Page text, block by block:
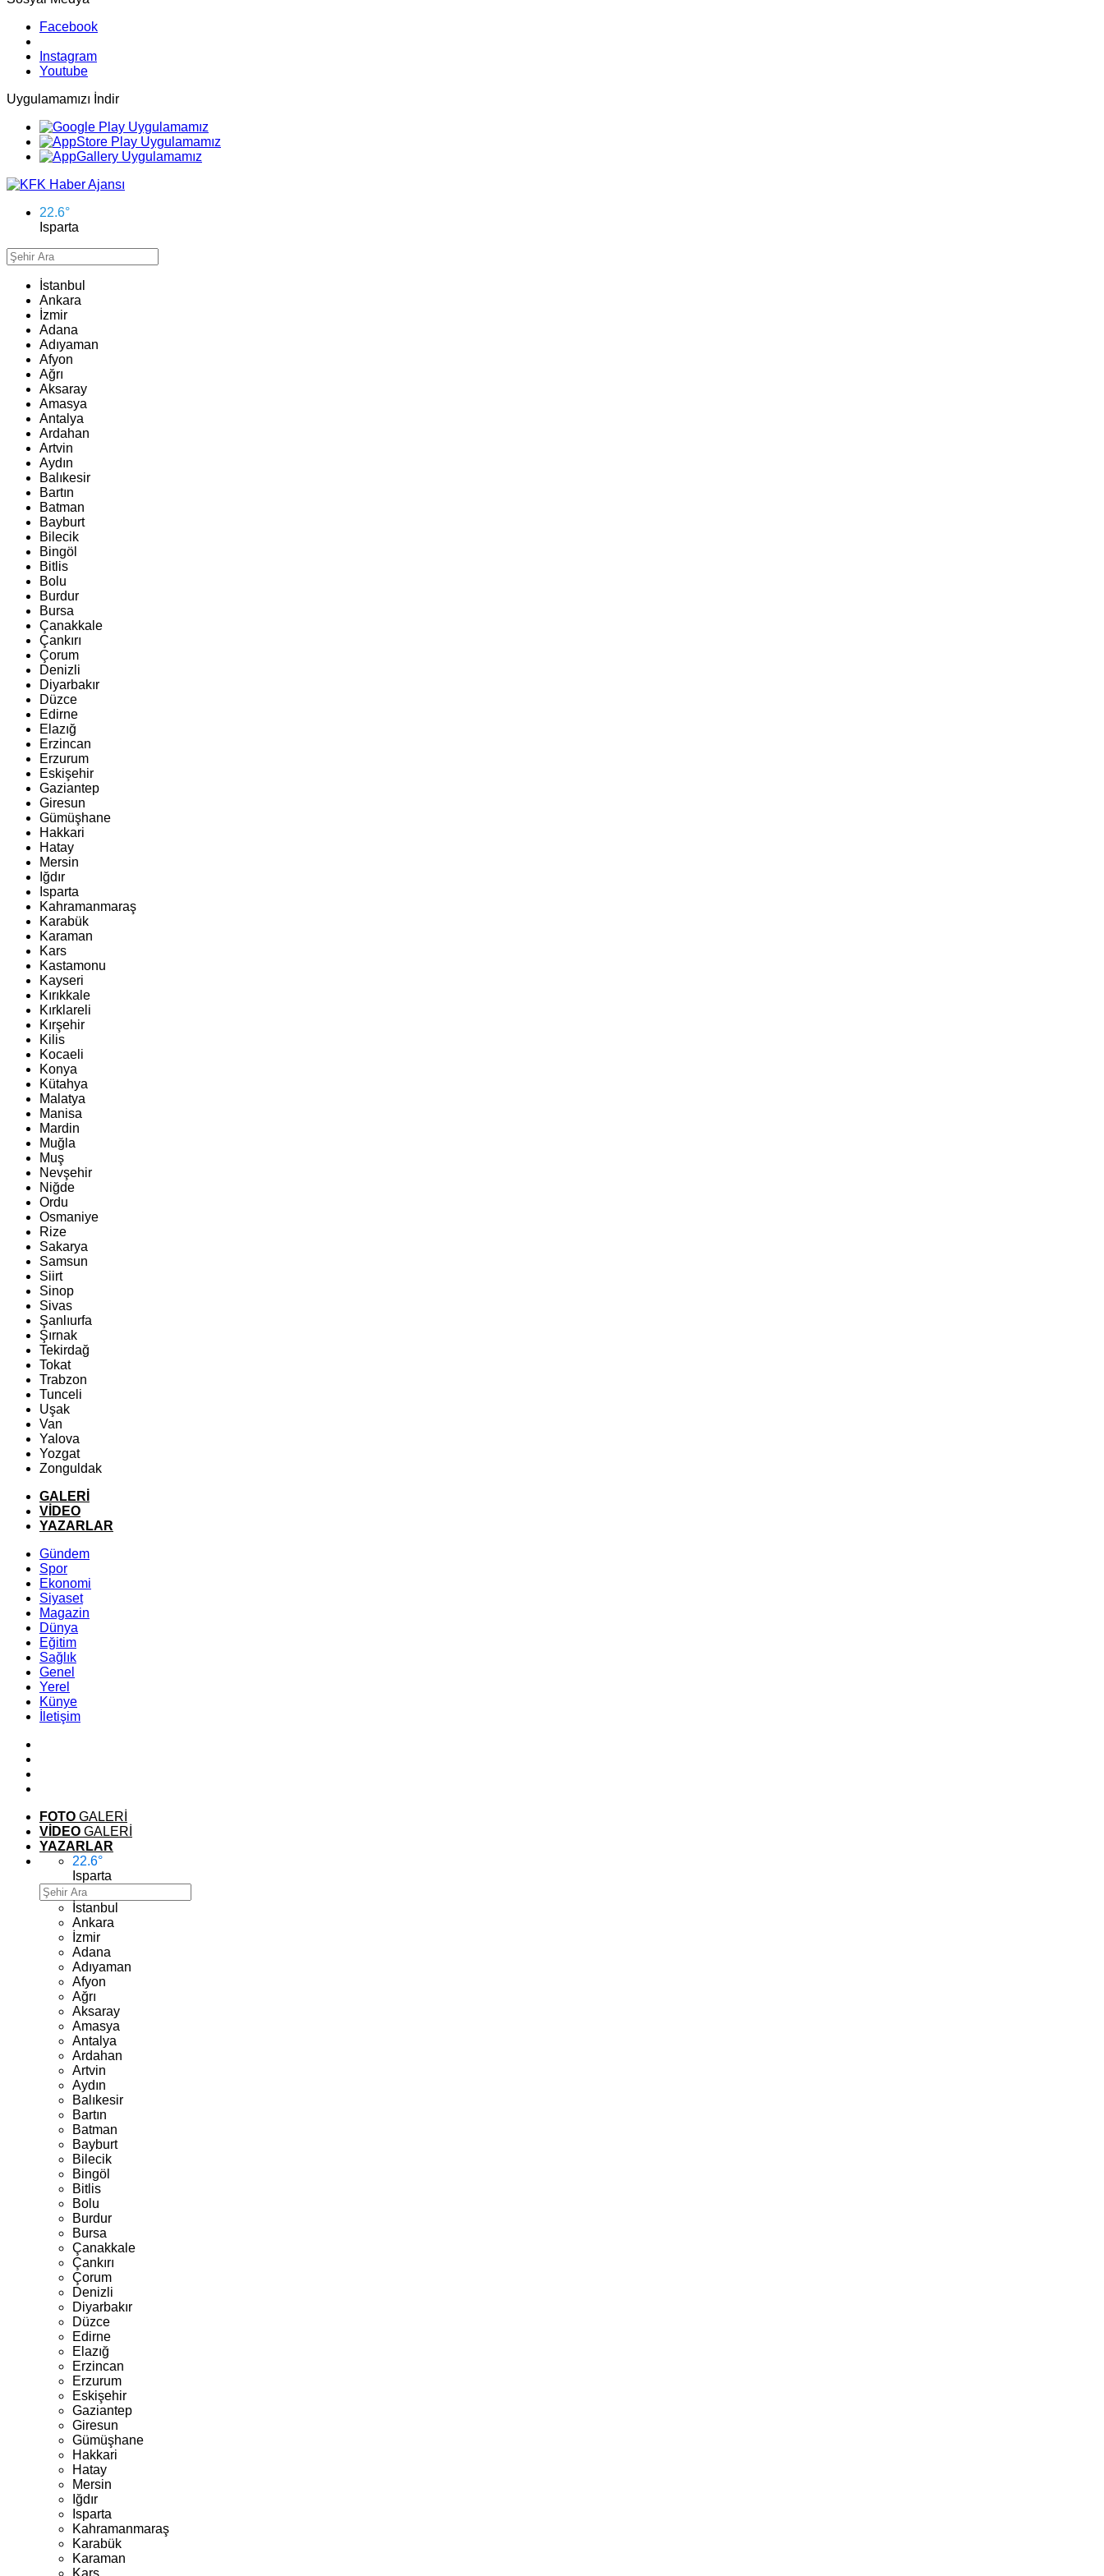
Facebook
Instagram
Youtube
Uygulamamızı İndir
22.6°
Isparta
İstanbul
Ankara
İzmir
Adana
Adıyaman
Afyon
Ağrı
Aksaray
Amasya
Antalya
Ardahan
Artvin
Aydın
Balıkesir
Bartın
Batman
Bayburt
Bilecik
Bingöl
Bitlis
Bolu
Burdur
Bursa
Çanakkale
Çankırı
Çorum
Denizli
Diyarbakır
Düzce
Edirne
Elazığ
Erzincan
Erzurum
Eskişehir
Gaziantep
Giresun
Gümüşhane
Hakkari
Hatay
Mersin
Iğdır
Isparta
Kahramanmaraş
Karabük
Karaman
Kars
Kastamonu
Kayseri
Kırıkkale
Kırklareli
Kırşehir
Kilis
Kocaeli
Konya
Kütahya
Malatya
Manisa
Mardin
Muğla
Muş
Nevşehir
Niğde
Ordu
Osmaniye
Rize
Sakarya
Samsun
Siirt
Sinop
Sivas
Şanlıurfa
Şırnak
Tekirdağ
Tokat
Trabzon
Tunceli
Uşak
Van
Yalova
Yozgat
Zonguldak
GALERİ
VİDEO
YAZARLAR
Gündem
Spor
Ekonomi
Siyaset
Magazin
Dünya
Eğitim
Sağlık
Genel
Yerel
Künye
İletişim
FOTO GALERİ
VİDEO GALERİ
YAZARLAR
22.6°
Isparta
İstanbul
Ankara
İzmir
Adana
Adıyaman
Afyon
Ağrı
Aksaray
Amasya
Antalya
Ardahan
Artvin
Aydın
Balıkesir
Bartın
Batman
Bayburt
Bilecik
Bingöl
Bitlis
Bolu
Burdur
Bursa
Çanakkale
Çankırı
Çorum
Denizli
Diyarbakır
Düzce
Edirne
Elazığ
Erzincan
Erzurum
Eskişehir
Gaziantep
Giresun
Gümüşhane
Hakkari
Hatay
Mersin
Iğdır
Isparta
Kahramanmaraş
Karabük
Karaman
Kars